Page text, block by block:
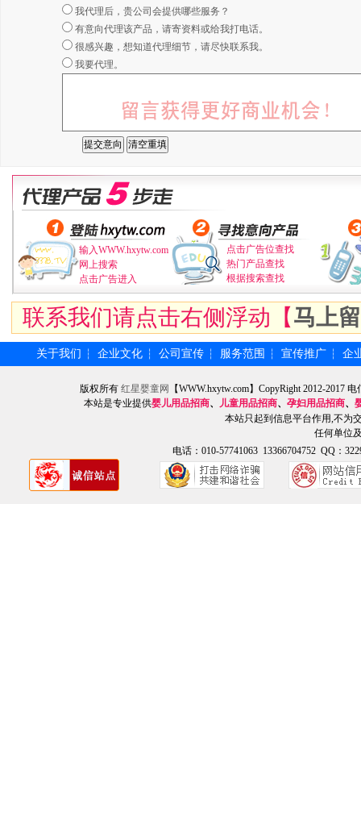
我代理后，贵公司会提供哪些服务？
有意向代理该产品，请寄资料或给我打电话。
很感兴趣，想知道代理细节，请尽快联系我。
我要代理。
输入WWW.hxytw.com
网上搜索
点击广告进入
点击广告位查找
热门产品查找
根据搜索查找
联系我们请点击右侧浮动【马上
关于我们 ┆ 企业文化 ┆ 公司宣传 ┆ 服务范围 ┆ 宣传推广 ┆ 企
版权所有 红星婴童网
【WWW.hxytw.com】CopyRight 2012-2017
本站是专业提供婴儿用品招商、 儿童用品招商、 孕妇用品招商、
本站只起到信息平台作用,不为
任何单位
电话：010-57741063 13366704752 QQ：